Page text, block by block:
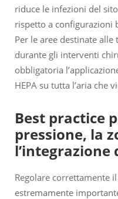
riduce le infezioni del
rispetto a configurazioni
Per le aree destinate
durante gli interventi
obbligatoria
HEPA su tutta l’aria che
Best practice
pressione, la
l’integrazione
Regolare correttamente
estremamente